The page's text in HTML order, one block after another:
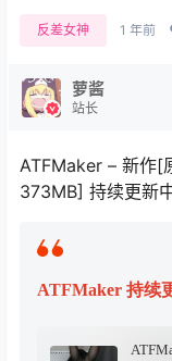
反差女神 1 年前
萝酱
站长
ATFMaker – 新作
373MB] 持续更新
ATFMaker 持续